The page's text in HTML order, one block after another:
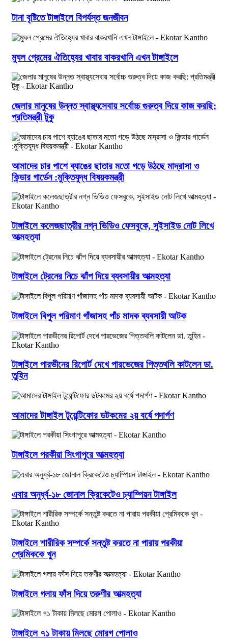
টানা বৃষ্টিতে টাঙ্গাইলে বিপর্যস্ত জনজীবন
মুঘল প্রেমের ঐতিহ্যের খাবার বাকরখানি এখন টাঙ্গাইলে
জেলার মানুষের উন্নত স্বাস্থ্যসেবায় সর্বোচ্চ গুরুত্ব দিয়ে কাজ করছি:
প্রতিমন্ত্রী টুকু
আমাদের চার পাশে ব্যাঙের ছাতার মতো গড়ে উঠছে মাদ্রাসা ও
কিন্ডার গার্ডেন :মুক্তিযুদ্ধ বিষয়কমন্ত্রী
টাঙ্গাইলে কলেজছাত্রীর নগ্ন ভিডিও ফেসবুকে, সুইসাইড নোট লিখে
আত্মহত্যা
টাঙ্গাইলে ট্রেনের নিচে ঝাঁপ দিয়ে ব্যবসায়ীর আত্মহত্যা
টাঙ্গাইলে বিপুল পরিমাণ গাঁজাসহ পাঁচ মাদক ব্যবসায়ী আটক
টাঙ্গাইলে পারভীনের রিপোর্ট দেখে পারভেজের পিত্তথলি কাটলেন ডা.
তুহিন
আমাদের টাঙ্গাইল টুয়েন্টিফোর ডটকমের ২য় বর্ষে পদার্পণ
টাঙ্গাইলে পরকীয়া সিংগাপুরে আত্মহত্যা
এবার অনুর্ধ্ব-১৮ জোনাল ক্রিকেটেও চ্যাম্পিয়ন টাঙ্গাইল
টাঙ্গাইলে শারীরিক সম্পর্কে সন্তুষ্ট করতে না পারায় পরকীয়া
প্রেমিককে খুন
টাঙ্গাইলে গলায় ফাঁস দিয়ে তরুণীর আত্মহত্যা
টাঙ্গাইলে ৭১ টাকায় মিলছে মোরগ পোলাও